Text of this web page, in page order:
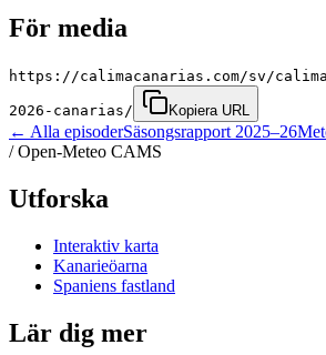
För media
https://calimacanarias.com/sv/
2026-canarias/ Kopiera URL
← Alla episoderSäsongsrapport 2025–26
/ Open-Meteo CAMS
Utforska
Interaktiv karta
Kanarieöarna
Spaniens fastland
Lär dig mer